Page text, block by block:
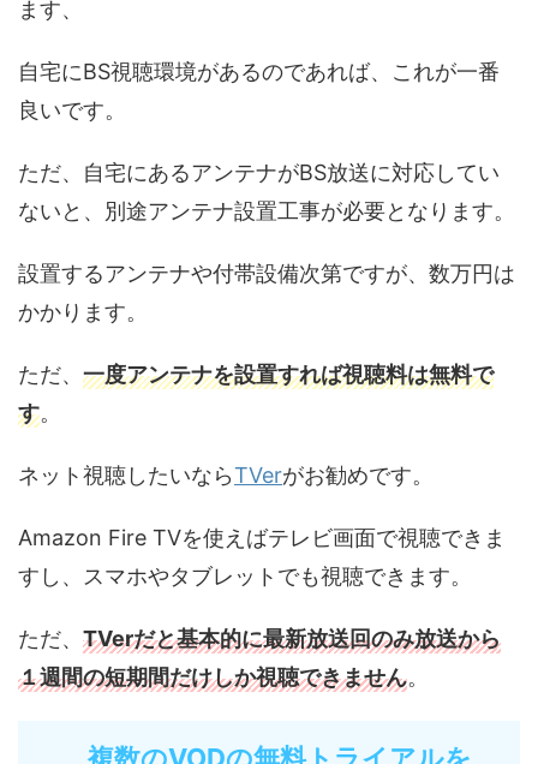
ます、
自宅にBS視聴環境があるのであれば、これが一番
良いです。
ただ、自宅にあるアンテナがBS放送に対応してい
ないと、別途アンテナ設置工事が必要となります。
設置するアンテナや付帯設備次第ですが、数万円は
かかります。
ただ、 一度アンテナを設置すれば視聴料は無料で
す。
ネット視聴したいならTVerがお勧めです。
Amazon Fire TVを使えばテレビ画面で視聴できま
すし、スマホやタブレットでも視聴できます。
ただ、 TVerだと基本的に最新放送回のみ放送から
１週間の短期間だけしか視聴できません。
複数のVODの無料トライアルを